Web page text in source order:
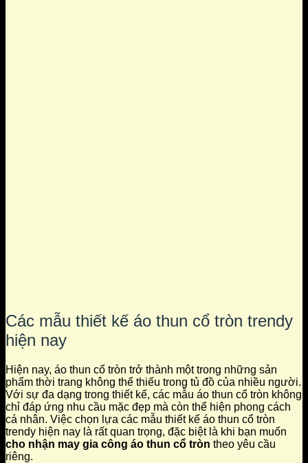
Các mẫu thiết kế áo thun cổ tròn trendy
hiện nay
Hiện nay, áo thun cổ tròn trở thành một trong những sản
phẩm thời trang không thể thiếu trong tủ đồ của nhiều người.
Với sự đa dạng trong thiết kế, các mẫu áo thun cổ tròn không
chỉ đáp ứng nhu cầu mặc đẹp mà còn thể hiện phong cách
cá nhân. Việc chọn lựa các mẫu thiết kế áo thun cổ tròn
trendy hiện nay là rất quan trọng, đặc biệt là khi bạn muốn
cho nhận may gia công áo thun cổ tròn theo yêu cầu
riêng.